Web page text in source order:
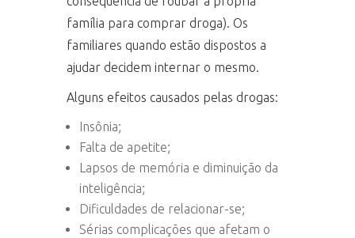
família para comprar droga). Os
familiares quando estão dispostos a
ajudar decidem internar o mesmo.
Alguns efeitos causados pelas drogas:
Insônia;
Falta de apetite;
Lapsos de memória e diminuição da
inteligência;
Dificuldades de relacionar-se;
Sérias complicações que afetam o